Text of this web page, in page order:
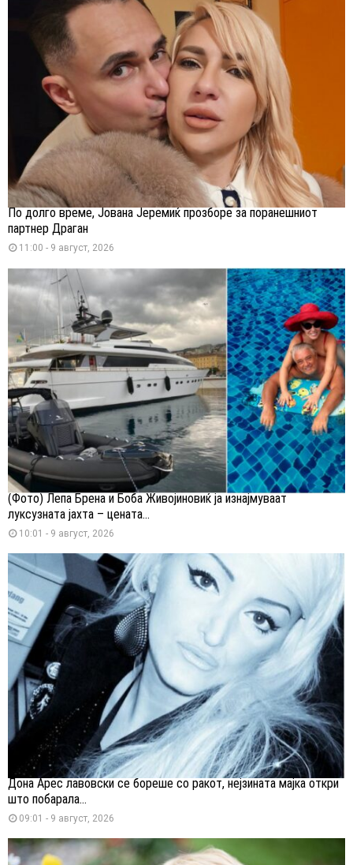
По долго време, Јована Јеремиќ прозборе за поранешниот
партнер Драган
11:00 - 9 август, 2026
(Фото) Лепа Брена и Боба Живојиновиќ ја изнајмуваат
луксузната јахта – цената...
10:01 - 9 август, 2026
Дона Арес лавовски се бореше со ракот, нејзината мајка откри
што побарала...
09:01 - 9 август, 2026